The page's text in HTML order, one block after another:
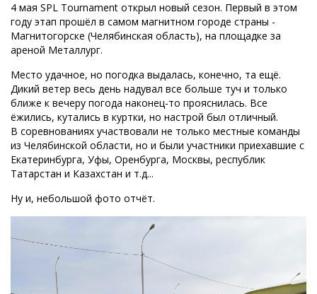
4 мая SPL Tournament открыл новый сезон. Первый в этом
году этап прошёл в самом магнитном городе страны -
Магнитогорске (Челябинская область), на площадке за
ареной Металлург.
Место удачное, но погодка выдалась, конечно, та ещё.
Дикий ветер весь день надувал все больше туч и только
ближе к вечеру погода наконец-то прояснилась. Все
ёжились, кутались в куртки, но настрой был отличный.
В соревнованиях участвовали не только местные команды
из Челябинской области, но и были участники приехавшие с
Екатеринбурга, Уфы, Оренбурга, Москвы, республик
Татарстан и Казахстан и т.д...
Ну и, небольшой фото отчёт.